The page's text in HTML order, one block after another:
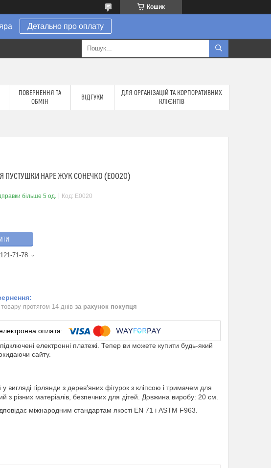
Кошик
Детально про оплату
ПОВЕРНЕННЯ ТА
ОБМІН
ВІДГУКИ
ДЛЯ ОРГАНІЗАЦІЙ ТА КОРПОРАТИВНИХ
КЛІЄНТІВ
ПУСТУШКИ HAPE ЖУК СОНЕЧКО (E0020)
більше 5 од. Код: E0020
71-78
протягом 14 днів за рахунок покупця
електронні платежі. Тепер ви можете купити будь-який
сайту.
гірлянди з дерев'яних фігурок з кліпсою і тримачем для
з різних матеріалів, безпечних для дітей. Довжина виробу: 20 см.
міжнародним стандартам якості EN 71 і ASTM F963.